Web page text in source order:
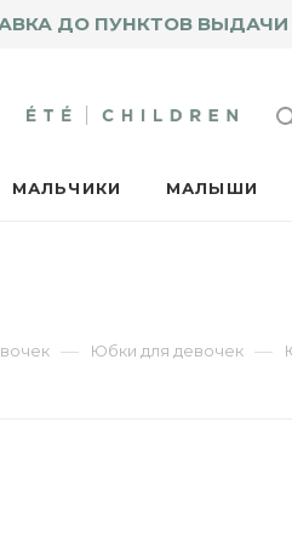
ДО ПУНКТОВ ВЫДАЧИ
МАЛЬЧИКИ МАЛЫШИ
— Юбки для девочек —